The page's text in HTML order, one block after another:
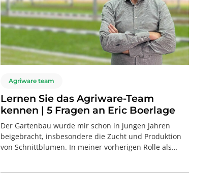
Agriware team
Lernen Sie das Agriware-Team
kennen | 5 Fragen an Eric Boerlage
Der Gartenbau wurde mir schon in jungen Jahren
beigebracht, insbesondere die Zucht und Produktion
von Schnittblumen. In meiner vorherigen Rolle als